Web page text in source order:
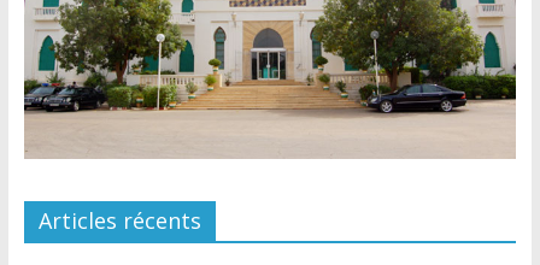
Articles récents